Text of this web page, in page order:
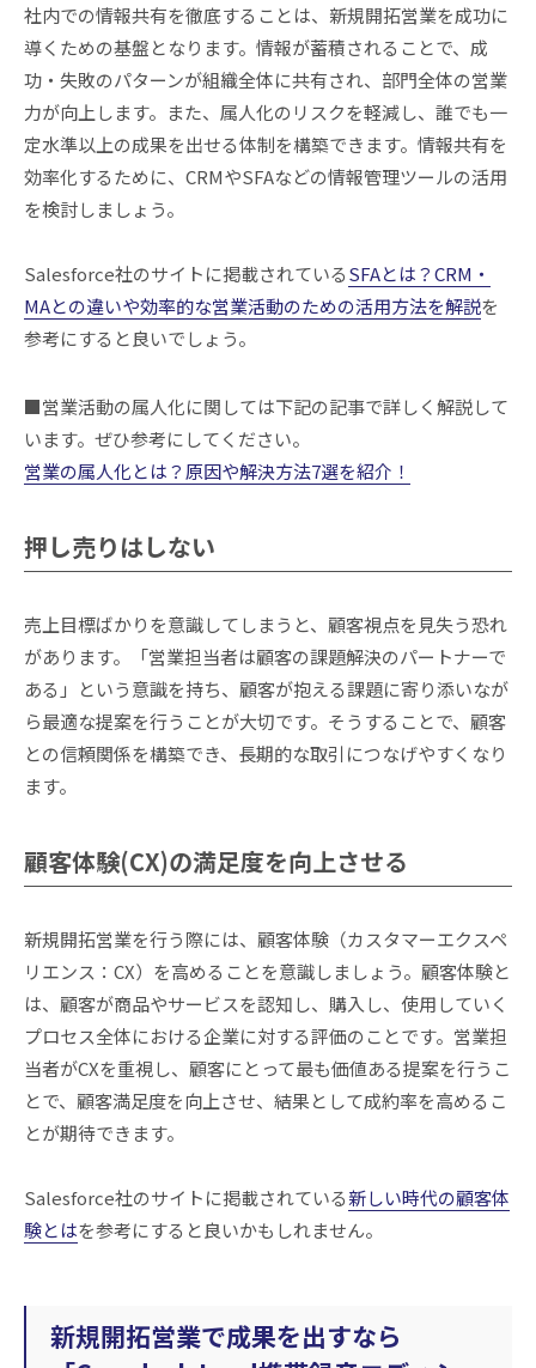
社内での情報共有を徹底することは、新規開拓営業を成功に
導くための基盤となります。情報が蓄積されることで、成
功・失敗のパターンが組織全体に共有され、部門全体の営業
力が向上します。また、属人化のリスクを軽減し、誰でも一
定水準以上の成果を出せる体制を構築できます。情報共有を
効率化するために、CRMやSFAなどの情報管理ツールの活用
を検討しましょう。
Salesforce社のサイトに掲載されているSFAとは？CRM・
MAとの違いや効率的な営業活動のための活用方法を解説を
参考にすると良いでしょう。
■営業活動の属人化に関しては下記の記事で詳しく解説して
います。ぜひ参考にしてください。
営業の属人化とは？原因や解決方法7選を紹介！
押し売りはしない
売上目標ばかりを意識してしまうと、顧客視点を見失う恐れ
があります。「営業担当者は顧客の課題解決のパートナーで
ある」という意識を持ち、顧客が抱える課題に寄り添いなが
ら最適な提案を行うことが大切です。そうすることで、顧客
との信頼関係を構築でき、長期的な取引につなげやすくなり
ます。
顧客体験(CX)の満足度を向上させる
新規開拓営業を行う際には、顧客体験（カスタマーエクスペ
リエンス：CX）を高めることを意識しましょう。顧客体験と
は、顧客が商品やサービスを認知し、購入し、使用していく
プロセス全体における企業に対する評価のことです。営業担
当者がCXを重視し、顧客にとって最も価値ある提案を行うこ
とで、顧客満足度を向上させ、結果として成約率を高めるこ
とが期待できます。
Salesforce社のサイトに掲載されている新しい時代の顧客体
験とはを参考にすると良いかもしれません。
新規開拓営業で成果を出すなら